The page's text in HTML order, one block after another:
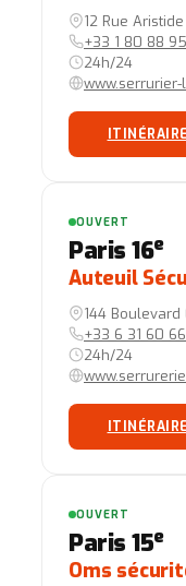
12 Rue
+33 1 80 88
24h/24
ITINÉRAIRE
OUVERT
Paris 16e
Auteuil
144 Boulevard
+33 6 31 60
24h/24
ITINÉRAIRE
OUVERT
Paris 15e
Oms